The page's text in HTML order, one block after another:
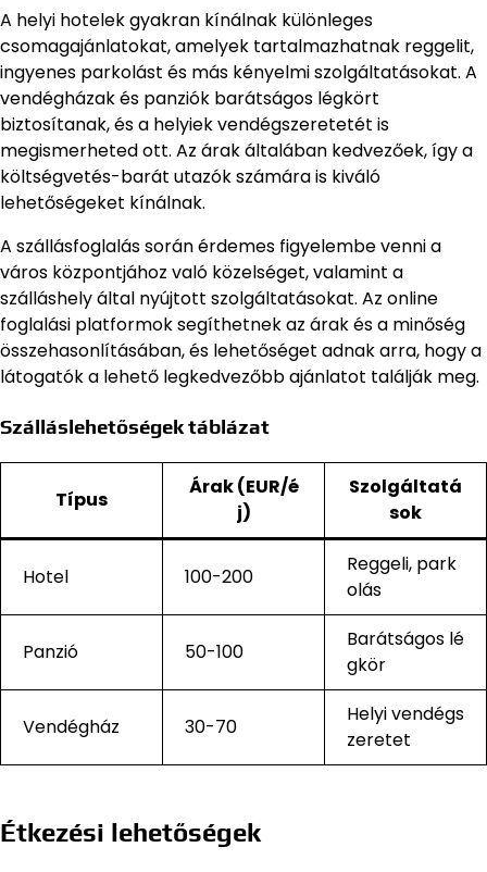
A helyi hotelek gyakran kínálnak különleges
csomagajánlatokat, amelyek tartalmazhatnak reggelit,
ingyenes parkolást és más kényelmi szolgáltatásokat. A
vendégházak és panziók barátságos légkört
biztosítanak, és a helyiek vendégszeretetét is
megismerheted ott. Az árak általában kedvezőek, így a
költségvetés-barát utazók számára is kiváló
lehetőségeket kínálnak.
A szállásfoglalás során érdemes figyelembe venni a
város központjához való közelséget, valamint a
szálláshely által nyújtott szolgáltatásokat. Az online
foglalási platformok segíthetnek az árak és a minőség
összehasonlításában, és lehetőséget adnak arra, hogy a
látogatók a lehető legkedvezőbb ajánlatot találják meg.
Szálláslehetőségek táblázat
Típus
Árak (EUR/é
j)
Szolgáltatá
sok
Hotel 100-200
Reggeli, park
olás
Panzió 50-100
Barátságos lé
gkör
Vendégház 30-70
Helyi vendégs
zeretet
Étkezési lehetőségek